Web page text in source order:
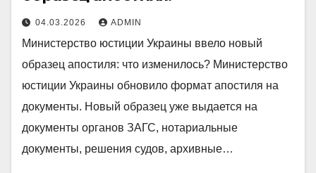
04.03.2026 ADMIN
Министерство юстиции Украины ввело новый
образец апостиля: что изменилось? Министерство
юстиции Украины обновило формат апостиля на
документы. Новый образец уже выдается на
документы органов ЗАГС, нотариальные
документы, решения судов, архивные…